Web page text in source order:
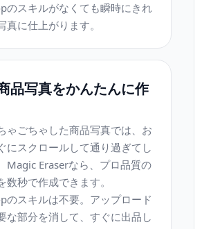
のスキルがなくても瞬時にきれ
真に仕上がります。
品写真をかんたんに作
ゃごちゃした商品写真では、お
にスクロールして通り過ぎてし
Magic Eraserなら、プロ品質の
数秒で作成できます。
のスキルは不要。アップロード
な部分を消して、すぐに出品し